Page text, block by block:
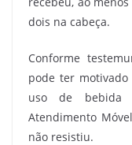
dois na cabeça.
Conforme
pode ter
uso de bebida
Atendimento
não resistiu.